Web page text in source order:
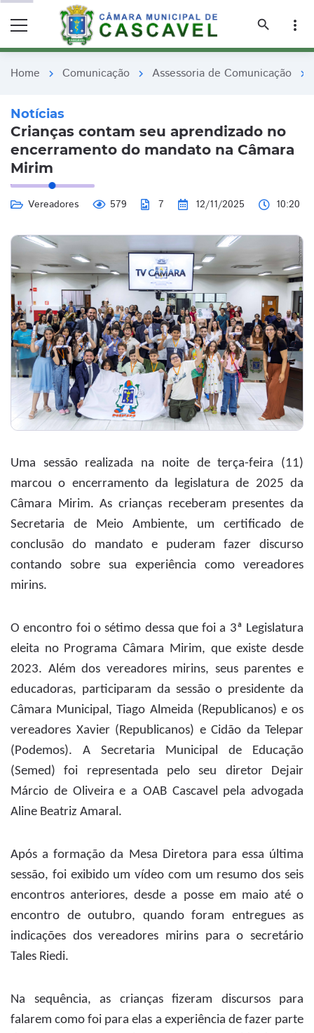
search
more_vert
Home chevron_right Comunicação chevron_right Assessoria de Comunicação chevron_right
Notícias
Crianças contam seu aprendizado no
encerramento do mandato na Câmara
Mirim
Vereadores 579 7 12/11/2025 10:20
Uma sessão realizada na noite de terça-feira (11)
marcou o encerramento da legislatura de 2025 da
Câmara Mirim. As crianças receberam presentes da
Secretaria de Meio Ambiente, um certificado de
conclusão do mandato e puderam fazer discurso
contando sobre sua experiência como vereadores
mirins.
O encontro foi o sétimo dessa que foi a 3ª Legislatura
eleita no Programa Câmara Mirim, que existe desde
2023. Além dos vereadores mirins, seus parentes e
educadoras, participaram da sessão o presidente da
Câmara Municipal, Tiago Almeida (Republicanos) e os
vereadores Xavier (Republicanos) e Cidão da Telepar
(Podemos). A Secretaria Municipal de Educação
(Semed) foi representada pelo seu diretor Dejair
Márcio de Oliveira e a OAB Cascavel pela advogada
Aline Beatriz Amaral.
Após a formação da Mesa Diretora para essa última
sessão, foi exibido um vídeo com um resumo dos seis
encontros anteriores, desde a posse em maio até o
encontro de outubro, quando foram entregues as
indicações dos vereadores mirins para o secretário
Tales Riedi.
Na sequência, as crianças fizeram discursos para
falarem como foi para elas a experiência de fazer parte